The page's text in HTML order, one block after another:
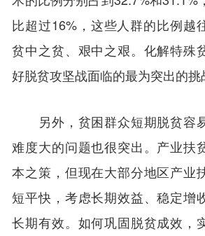
比超过16%，这些人群的比例越
贫中之贫、艰中之艰。化解特殊
好脱贫攻坚战面临的最为突出的挑
另外，贫困群众短期脱贫容
难度大的问题也很突出。产业扶
本之策，但现在大部分地区产业
短平快，考虑长期效益、稳定增
长期有效。如何巩固脱贫成效，